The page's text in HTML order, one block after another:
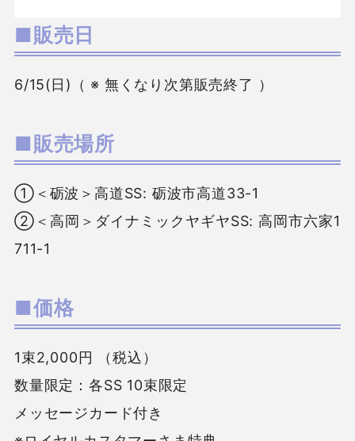
■販売日
6/15(日)（ ※ 無くなり次第販売終了 ）
■販売場所
①＜砺波＞高道SS: 砺波市高道33-1
②＜高岡＞ダイナミックヤギヤSS: 高岡市六家1
711-1
■価格
1束2,000円 （税込）
数量限定：各SS 10束限定
メッセージカード付き